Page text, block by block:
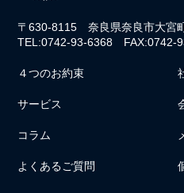
〒630-8115 奈良県奈良市大宮
TEL:0742-93-6368 FAX:0742-
４つのお約束
サービス
コラム
よくあるご質問